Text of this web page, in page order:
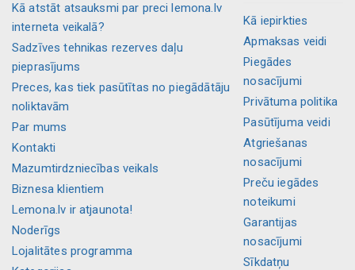
Kā atstāt atsauksmi par preci lemona.lv
interneta veikalā?
Sadzīves tehnikas rezerves daļu
pieprasījums
Preces, kas tiek pasūtītas no piegādātāju
noliktavām
Par mums
Kontakti
Mazumtirdzniecības veikals
Biznesa klientiem
Lemona.lv ir atjaunota!
Noderīgs
Lojalitātes programma
Kā iepirkties
Apmaksas veidi
Piegādes
nosacījumi
Privātuma politika
Pasūtījuma veidi
Atgriešanas
nosacījumi
Preču iegādes
noteikumi
Garantijas
nosacījumi
Sīkdatņu